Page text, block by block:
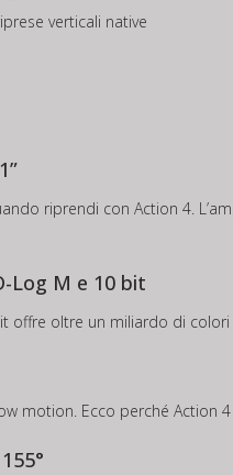
verticali native
riprendi con Action 4.
Log M e 10 bit
offre oltre un miliardo di
motion. Ecco perché Action